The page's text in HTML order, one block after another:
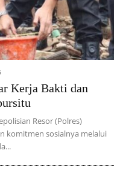
Kerja Bakti dan
Resor (Polres)
komitmen sosialnya melalui